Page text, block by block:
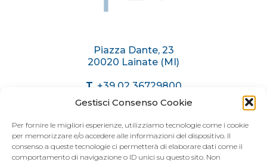
Gestisci Consenso Cookie
Per fornire le migliori esperienze, utilizziamo tecnologie come i cookie
per memorizzare e/o accedere alle informazioni del dispositivo. Il
consenso a queste tecnologie ci permetterà di elaborare dati come il
comportamento di navigazione o ID unici su questo sito. Non
Piazza Dante, 23
20020 Lainate (MI)
T. +39 02 36729800
C.
+39 375 6174071
info@immobiliaremariani.it
ORARI AGENZIA